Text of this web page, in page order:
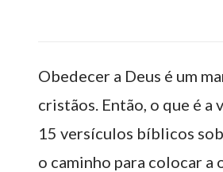
Obedecer a Deus é um
cristãos. Então, o que é
15 versículos bíblicos
o caminho para colocar a